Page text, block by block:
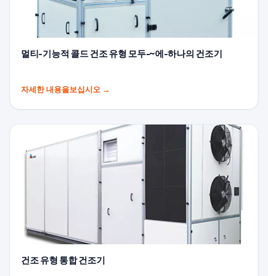
멀티-기능적 콜드 건조 유형 모두-~에-하나의 건조기
자세한 내용을보십시오 →
건조 유형 통합 건조기